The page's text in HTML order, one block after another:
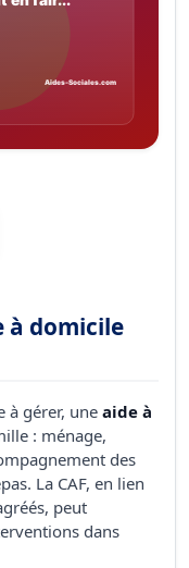
à domicile
à gérer, une aide à
: ménage,
des
La CAF, en lien
peut
dans